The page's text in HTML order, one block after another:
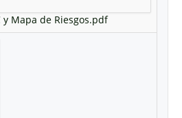
y Mapa de Riesgos.pdf